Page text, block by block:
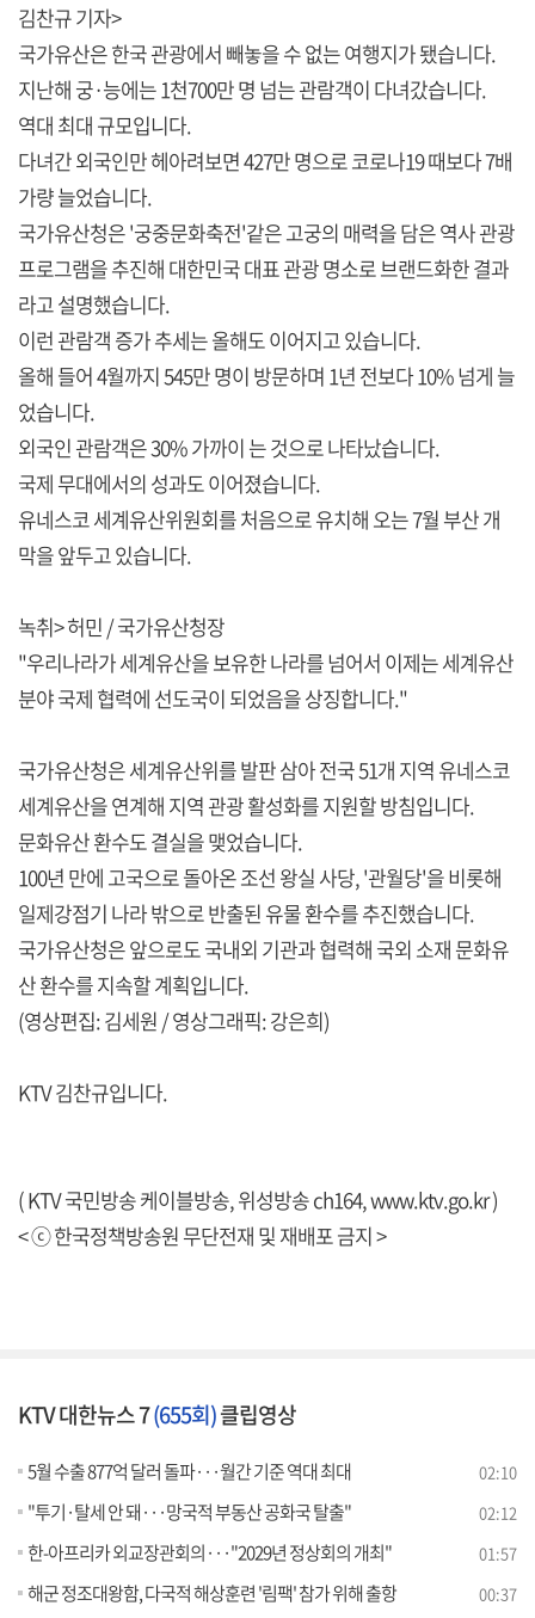
김찬규 기자>
국가유산은 한국 관광에서 빼놓을 수 없는 여행지가 됐습니다.
지난해 궁·능에는 1천700만 명 넘는 관람객이 다녀갔습니다.
역대 최대 규모입니다.
다녀간 외국인만 헤아려보면 427만 명으로 코로나19 때보다 7배
가량 늘었습니다.
국가유산청은 '궁중문화축전'같은 고궁의 매력을 담은 역사 관광
프로그램을 추진해 대한민국 대표 관광 명소로 브랜드화한 결과
라고 설명했습니다.
이런 관람객 증가 추세는 올해도 이어지고 있습니다.
올해 들어 4월까지 545만 명이 방문하며 1년 전보다 10% 넘게 늘
었습니다.
외국인 관람객은 30% 가까이 는 것으로 나타났습니다.
국제 무대에서의 성과도 이어졌습니다.
유네스코 세계유산위원회를 처음으로 유치해 오는 7월 부산 개
막을 앞두고 있습니다.
녹취> 허민 / 국가유산청장
"우리나라가 세계유산을 보유한 나라를 넘어서 이제는 세계유산
분야 국제 협력에 선도국이 되었음을 상징합니다."
국가유산청은 세계유산위를 발판 삼아 전국 51개 지역 유네스코
세계유산을 연계해 지역 관광 활성화를 지원할 방침입니다.
문화유산 환수도 결실을 맺었습니다.
100년 만에 고국으로 돌아온 조선 왕실 사당, '관월당'을 비롯해
일제강점기 나라 밖으로 반출된 유물 환수를 추진했습니다.
국가유산청은 앞으로도 국내외 기관과 협력해 국외 소재 문화유
산 환수를 지속할 계획입니다.
(영상편집: 김세원 / 영상그래픽: 강은희)
KTV 김찬규입니다.
( KTV 국민방송 케이블방송, 위성방송 ch164,www.ktv.go.kr)
< ⓒ 한국정책방송원 무단전재 및 재배포 금지 >
KTV 대한뉴스 7(655회)클립영상
5월 수출 877억 달러 돌파···월간 기준 역대 최대 02:10
"투기·탈세 안 돼···망국적 부동산 공화국 탈출" 02:12
한-아프리카 외교장관회의···"2029년 정상회의 개최" 01:57
해군 정조대왕함, 다국적 해상훈련 '림팩' 참가 위해 출항 00:37